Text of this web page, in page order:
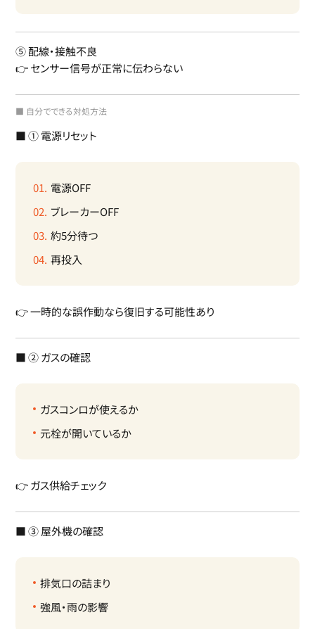
⑤ 配線・接触不良
👉 センサー信号が正常に伝わらない
■ 自分でできる対処方法
■ ① 電源リセット
電源OFF
ブレーカーOFF
約5分待つ
再投入
👉 一時的な誤作動なら復旧する可能性あり
■ ② ガスの確認
ガスコンロが使えるか
元栓が開いているか
👉 ガス供給チェック
■ ③ 屋外機の確認
排気口の詰まり
強風・雨の影響